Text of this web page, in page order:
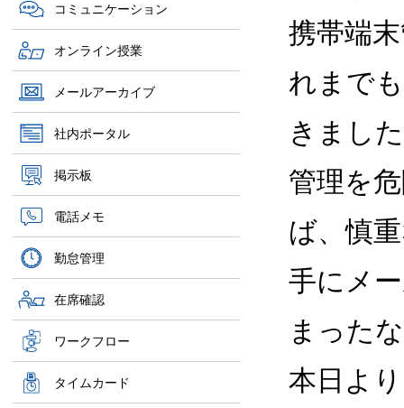
コミュニケーション
オンライン授業
メールアーカイブ
社内ポータル
掲示板
電話メモ
勤怠管理
在席確認
ワークフロー
タイムカード
携帯端
れまで
きまし
管理を
ば、慎
手にメ
まった
本日よ